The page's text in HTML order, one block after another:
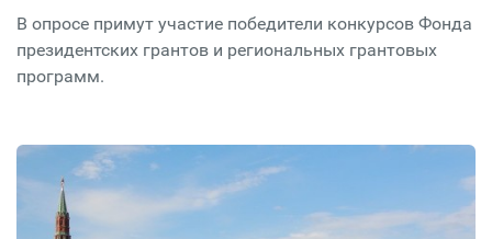
В опросе примут участие победители конкурсов Фонда
президентских грантов и региональных грантовых
программ.